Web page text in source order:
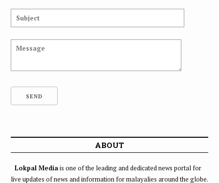
ABOUT
Lokpal Mediais one of the leading and dedicated news portal for
live updates of news and information for malayalies around the globe.